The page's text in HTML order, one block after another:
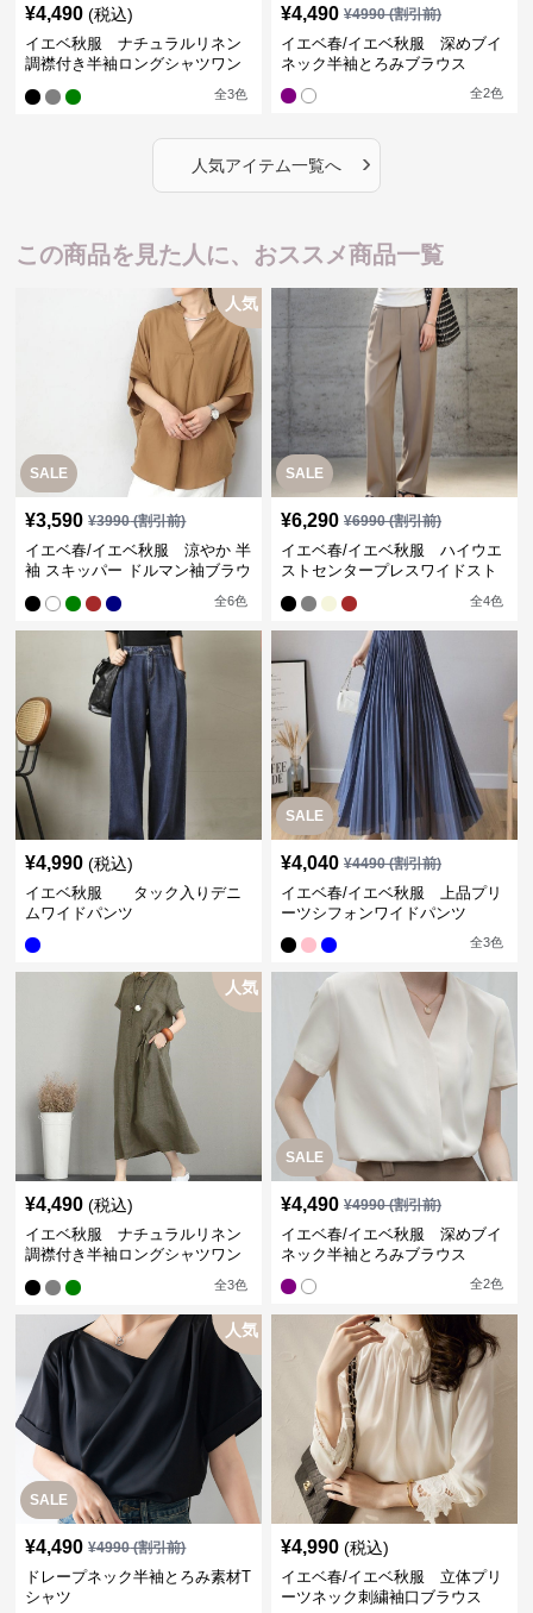
¥4,490 (税込)
イエベ秋服 ナチュラルリネン
調襟付き半袖ロングシャツワン
全3色
¥4,490 ¥4990(割引前)
イエベ春/イエベ秋服 深めブイ
ネック半袖とろみブラウス
全2色
人気アイテム一覧へ ›
この商品を見た人に、おススメ商品一覧
SALE
人気
¥3,590 ¥3990(割引前)
イエベ春/イエベ秋服 涼やか 半
袖 スキッパー ドルマン袖ブラウ
全6色
SALE
¥6,290 ¥6990(割引前)
イエベ春/イエベ秋服 ハイウエ
ストセンタープレスワイドスト
全4色
¥4,990 (税込)
イエベ秋服 タック入りデニ
ムワイドパンツ
SALE
¥4,040 ¥4490(割引前)
イエベ春/イエベ秋服 上品プリ
ーツシフォンワイドパンツ
全3色
人気
¥4,490 (税込)
イエベ秋服 ナチュラルリネン
調襟付き半袖ロングシャツワン
全3色
SALE
¥4,490 ¥4990(割引前)
イエベ春/イエベ秋服 深めブイ
ネック半袖とろみブラウス
全2色
SALE
人気
¥4,490 ¥4990(割引前)
ドレープネック半袖とろみ素材T
シャツ
¥4,990 (税込)
イエベ春/イエベ秋服 立体プリ
ーツネック刺繍袖口ブラウス